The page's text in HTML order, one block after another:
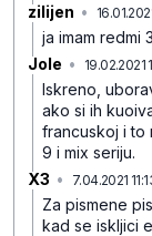
zilijen •
ja imam redmi
Jole • 19.02.2021
Iskreno,
ako si ih
francuskoj i to
9 i mix seriju.
X3 • 7.04.2021
Za pismene
kad se iskljici